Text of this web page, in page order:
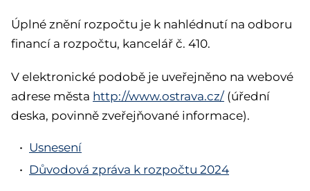
Úplné znění rozpočtu je k nahlédnutí na odboru
financí a rozpočtu, kancelář č. 410.
V elektronické podobě je uveřejněno na webové
adrese města http://www.ostrava.cz/ (úřední
deska, povinně zveřejňované informace).
Usnesení
Důvodová zpráva k rozpočtu 2024